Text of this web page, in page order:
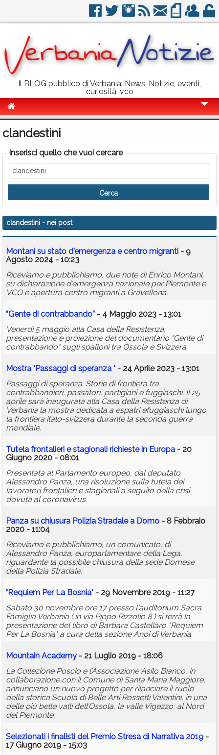
Il BLOG pubblico di Verbania: News, Notizie, eventi,
curiosità, vco
Politica
Sport
Eventi
Info Utili
Rubriche
Calendario
Annunci
clandestini
Inserisci quello che vuoi cercare
clandestini - nei post
Montani su stato d'emergenza e centro migranti - 9
Agosto 2024 - 10:23
Riceviamo e pubblichiamo, due note di Enrico Montani,
su dichiarazione d'emergenza nazionale per Piemonte e
VCO e apertura centro migranti a Gravellona.
“Gente di contrabbando” - 4 Maggio 2023 - 13:01
Venerdì 5 maggio alla Casa della Resistenza,
presentazione e proiezione del documentario “Gente di
contrabbando” sugli spalloni tra Ossola e Svizzera.
Mostra "Passaggi di speranza " - 24 Aprile 2023 - 13:01
Passaggi di speranza. Storie di frontiera tra
contrabbandieri, passatori, partigiani e fuggiaschi. Il 25
aprile sarà inaugurata alla Casa della Resistenza di
Verbania la mostra dedicata a espatri efuggiaschi lungo
la frontiera italo-svizzera durante la seconda guerra
mondiale.
Tutela frontalieri e stagionali richieste in Europa - 20
Giugno 2020 - 08:01
Presentata al Parlamento europeo, dal deputato
Alessandro Panza, una risoluzione sulla tutela dei
lavoratori frontalieri e stagionali a seguito della crisi
dovuta al coronavirus.
Panza su chiusura Polizia Stradale a Domo - 8 Febbraio
2020 - 11:04
Riceviamo e pubblichiamo, un comunicato, di
Alessandro Panza, europarlamentare della Lega,
riguardante la possibile chiusura della sede Domese
della Polizia Stradale.
"Requiem Per La Bosnia" - 29 Novembre 2019 - 11:27
Sabato 30 novembre ore 17 presso l'auditorium Sacra
Famiglia Verbania ( in via Pippo Rizzolio 8 ) si terrà la
presentazione del libro di Barbara Castellaro "Requiem
Per La Bosnia" a cura della sezione Anpi di Verbania.
Mountain Academy- 21 Luglio 2019 - 18:06
La Collezione Poscio e l’Associazione Asilo Bianco, in
collaborazione con il Comune di Santa Maria Maggiore,
annunciano un nuovo progetto per rilanciare il ruolo
della storica Scuola di Belle Arti Rossetti Valentini, in una
delle più belle valli dell’Ossola, la valle Vigezzo, al Nord
del Piemonte.
Selezionati i finalisti del Premio Stresa di Narrativa 2019 -
17 Giugno 2019 - 15:03